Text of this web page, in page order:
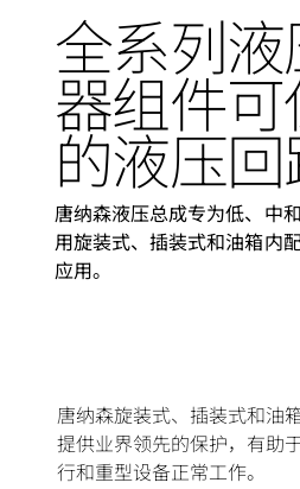
全系列
器组件
的液压
唐纳森液压总成专为低、中
用旋装式、插装式和油箱内
应用。
唐纳森旋装式、插装式和油
提供业界领先的保护，有助
行和重型设备正常工作。